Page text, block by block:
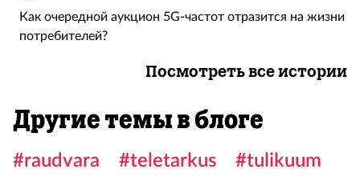
Как очередной аукцион 5G-частот отразится на жизни
потребителей?
Посмотреть все истории
Другие темы в блоге
#raudvara #teletarkus
#tulikuum